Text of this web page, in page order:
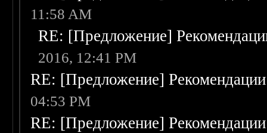
11:58 AM
RE: [Предложение]
2016, 12:41 PM
RE: [Предложение]
04:53 PM
RE: [Предложение]